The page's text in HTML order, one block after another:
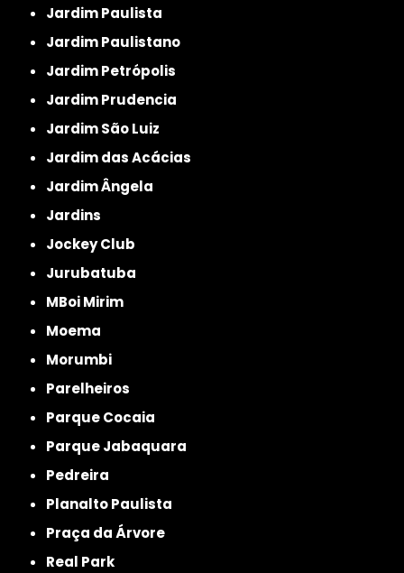
Jardim Paulista
Jardim Paulistano
Jardim Petrópolis
Jardim Prudencia
Jardim São Luiz
Jardim das Acácias
Jardim Ângela
Jardins
Jockey Club
Jurubatuba
MBoi Mirim
Moema
Morumbi
Parelheiros
Parque Cocaia
Parque Jabaquara
Pedreira
Planalto Paulista
Praça da Árvore
Real Park